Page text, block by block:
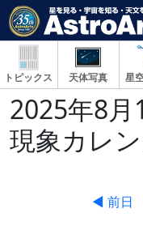
トピックス 天体写真 星
2025年8
現象カレ
◀ 前日